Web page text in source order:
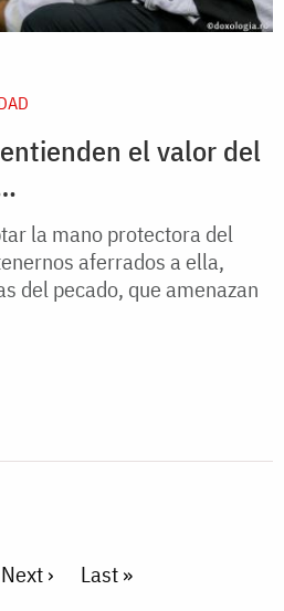
el valor del
la mano protectora del
aferrados a ella,
del pecado, que amenazan
page
Next page
Next › Last page
Last »